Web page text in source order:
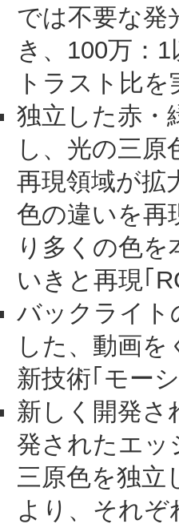
では不要な発
き、100万：
トラスト比を
独立した赤・
し、光の三原
再現領域が拡
色の違いを再
り多くの色
いきと再現｢
バックライト
した、動画
新技術｢モー
新しく開発さ
発されたエッ
三原色を独立
より、それ